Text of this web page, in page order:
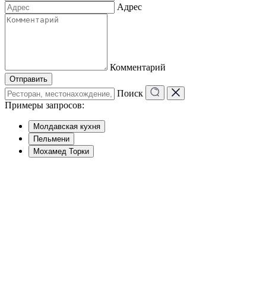
Адрес
Комментарий
Отправить
Поиск
Примеры запросов:
Молдавская кухня
Пельмени
Мохамед Торки